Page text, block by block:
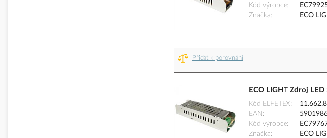
Kód výrobce
Značka
ECO
Přidat k porovnání
ECO LIGHT Zdroj
Kód ELFETEX
EAN
Kód výrobce
Značka
ECO